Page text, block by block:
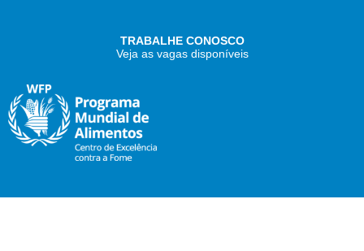
TRABALHE CONOSCO
Veja as vagas disponíveis